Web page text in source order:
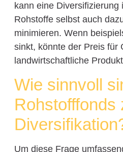
kann eine Diversifizierung
Rohstoffe selbst auch
minimieren. Wenn
sinkt, könnte der Preis für
landwirtschaftliche
Wie sinnvoll
Rohstofffonds
Um diese Frage